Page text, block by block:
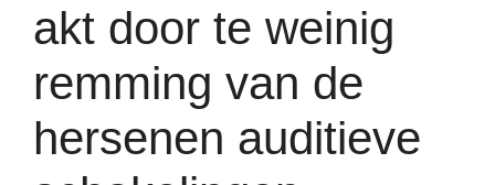
akt door te weinig
remming van de
hersenen auditieve